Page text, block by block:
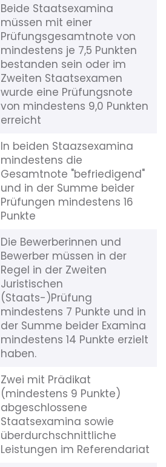
Beide Staatsexamina
müssen mit einer
Prüfungsgesamtnote von
mindestens je 7,5 Punkten
bestanden sein oder im
Zweiten Staatsexamen
wurde eine Prüfungsnote
von mindestens 9,0 Punkten
erreicht
In beiden Staazsexamina
mindestens die
Gesamtnote "befriedigend"
und in der Summe beider
Prüfungen mindestens 16
Punkte
Die Bewerberinnen und
Bewerber müssen in der
Regel in der Zweiten
Juristischen
(Staats-)Prüfung
mindestens 7 Punkte und in
der Summe beider Examina
mindestens 14 Punkte erzielt
haben.
Zwei mit Prädikat
(mindestens 9 Punkte)
abgeschlossene
Staatsexamina sowie
überdurchschnittliche
Leistungen im Referendariat